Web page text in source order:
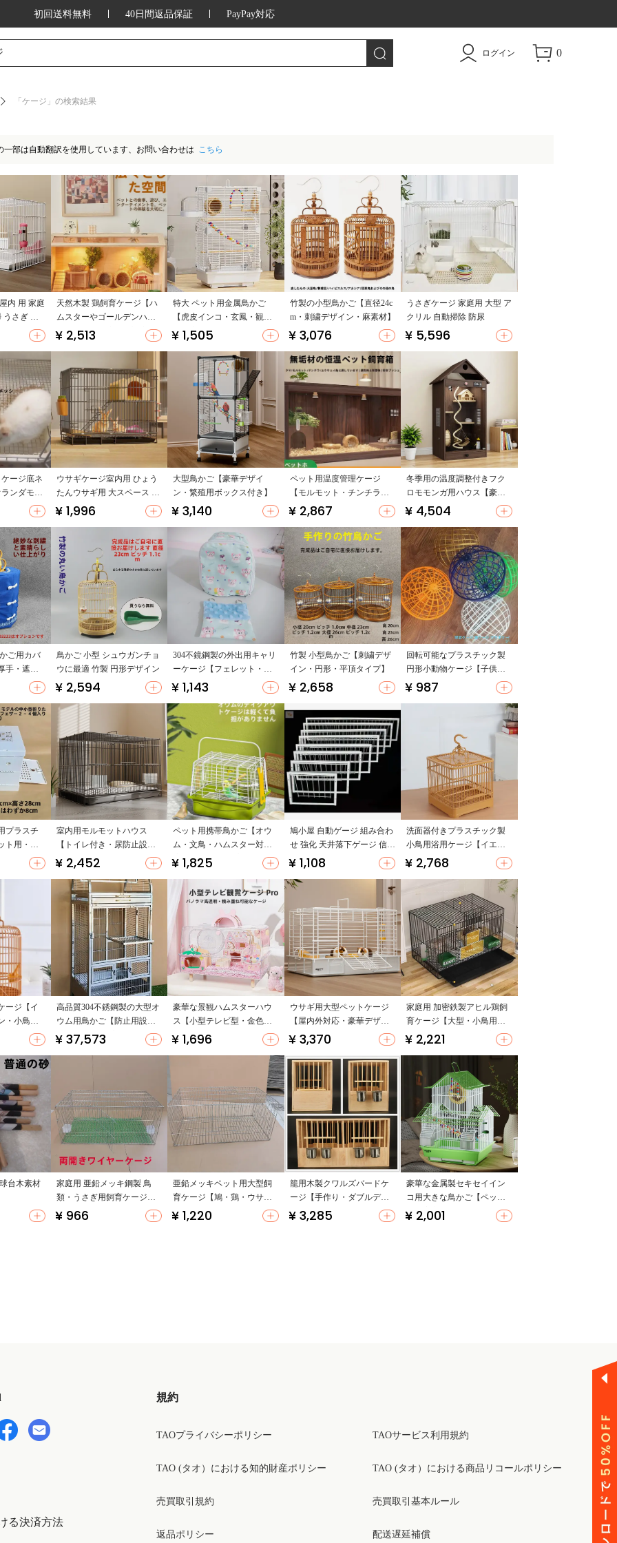
、家庭用品、キッチン用品、アウトドア用品|TAO
初回送料無料 40日間返品保証 PayPay対応
ログイン 0
「ケージ」の検索結果
一部は自動翻訳を使用しています、お問い合わせは こちら
内 用 家庭
さぎ 飼
天然木製 鶏飼育ケージ【ハ
ムスターやゴールデンハム
スター用・温度管理対応】
¥ 2,513
特大 ペット用金属鳥かご
【虎皮インコ・玄鳳・観賞
用・広々スペース】
¥ 1,505
竹製の小型鳥かご【直径24c
m・刺繍デザイン・麻素材】
¥ 3,076
うさぎケージ 家庭用 大型 ア
クリル 自動掃除 防尿
¥ 5,596
ージ底ネ
ンダモル
ウサギケージ室内用 ひょう
たんウサギ用 大スペース 高
品質
¥ 1,996
大型鳥かご【豪華デザイ
ン・繁殖用ボックス付き】
¥ 3,140
ペット用温度管理ケージ
【モルモット・チンチラ・
ハムスター用・通気性良
¥ 2,867
冬季用の温度調整付きフク
ロモモンガ用ハウス【豪華
デザイン・脱出防止】
¥ 4,504
ご用カバ
手・遮光
鳥かご 小型 シュウガンチョ
ウに最適 竹製 円形デザイン
¥ 2,594
304不鏡鋼製の外出用キャリ
ーケージ【フェレット・リ
ス・オウム対応】
¥ 1,143
竹製 小型鳥かご【刺繍デザ
イン・円形・平頂タイプ】
¥ 2,658
回転可能なプラスチック製
円形小動物ケージ【子供
用・丸型・通気性】
¥ 987
プラスチ
ト用・持
ム用】
室内用モルモットハウス
【トイレ付き・尿防止設
計】
¥ 2,452
ペット用携帯鳥かご【オウ
ム・文鳥・ハムスター対
応・手提げタイプ】
¥ 1,825
鳩小屋 自動ゲージ 組み合わ
せ 強化 天井落下ゲージ 信鳩
レース鳩 用
¥ 1,108
洗面器付きプラスチック製
小鳥用浴用ケージ【イエロ
ーハウンド・スズメ用・ア
¥ 2,768
ージ【イ
・小鳥
イズ・ド
高品質304不銹鋼製の大型オ
ウム用鳥かご【防止用設
計・頑丈タイプ】
¥ 37,573
豪華な景観ハムスターハウ
ス【小型テレビ型・金色の
リス用・ペット用品】
¥ 1,696
ウサギ用大型ペットケージ
【屋内外対応・豪華デザイ
ン・防尿機能付き】
¥ 3,370
家庭用 加密鉄製アヒル鶏飼
育ケージ【大型・小鳥用・
アヒル・カモ・うずら対
¥ 2,221
台木素材
家庭用 亜鉛メッキ鋼製 鳥
類・うさぎ用飼育ケージ
【鳩・クウガン・鶏・ウサ
¥ 966
亜鉛メッキペット用大型飼
育ケージ【鳩・鶏・ウサ
ギ・鳥・うずら用・鉄製】
¥ 1,220
籠用木製クワルズバードケ
ージ【手作り・ダブルデッ
キデザイン・輸送用】
¥ 3,285
豪華な金属製セキセイイン
コ用大きな鳥かご【ペット
用・家庭用・モダンデザイ
¥ 2,001
る決済方法
規約
TAOプライバシーポリシー
TAO (タオ）における知的財産ポリシー
売買取引規約
返品ポリシー
TAOサービス利用規約
TAO (タオ）における商品リコールポリシー
売買取引基本ルール
配送遅延補償